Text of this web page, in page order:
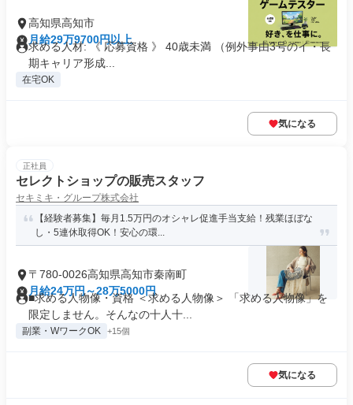
高知県高知市
月給29万9700円以上
求める人材: 《 応募資格 》 40歳未満 （例外事由3号のイ・長
期キャリア形成...
在宅OK
気になる
正社員
セレクトショップの販売スタッフ
セキミキ・グループ株式会社
【経験者募集】毎月1.5万円のオシャレ促進手当支給！残業ほぼな
し・5連休取得OK！安心の環...
〒780-0026高知県高知市秦南町
月給24万円～28万5000円
■求める人物像・資格 ＜求める人物像＞ 「求める人物像」を
限定しません。そんなの十人十...
副業・WワークOK +15個
気になる